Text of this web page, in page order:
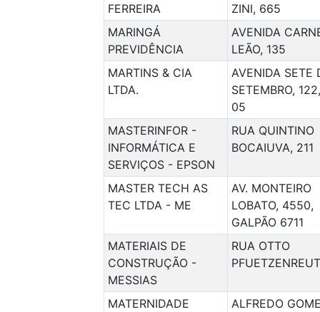
FERREIRA
ZINI, 665
MARINGÁ
PREVIDÊNCIA
AVENIDA
LEÃO, 135
MARTINS & CIA
LTDA.
AVENIDA SETE
SETEMBRO,
05
MASTERINFOR -
INFORMÁTICA E
SERVIÇOS - EPSON
RUA QUINTINO
BOCAIUVA, 211
MASTER TECH AS
TEC LTDA - ME
AV. MONTEIRO
LOBATO, 4550,
GALPÃO 6711
MATERIAIS DE
CONSTRUÇÃO -
MESSIAS
RUA OTTO
MATERNIDADE
ALFREDO